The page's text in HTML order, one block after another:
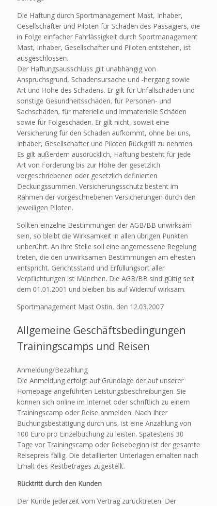
Die Haftung durch Sportmanagement Mast, Inhaber,
Gesellschafter und Piloten für Schäden des Passagiers, die
in Folge einfacher Fahrlässigkeit durch Sportmanagement
Mast, Inhaber, Gesellschafter und Piloten entstehen, ist
ausgeschlossen.
Der Haftungsausschluss gilt unabhängig von
Anspruchsgrund, Schadensursache und -hergang sowie
Art und Höhe des Schadens. Er gilt für Unfallschäden und
sonstige Gesundheitsschäden, für Personen- und
Sachschäden, für materielle und immaterielle Schäden
sowie für Folgeschäden. Er gilt nicht, soweit eine
Versicherung für den Schaden aufkommt, ohne bei uns,
Inhaber, Gesellschafter und Piloten Rückgriff zu nehmen.
Es gilt außerdem ausdrücklich, Haftung besteht für jede
Art von Forderung bis zur Höhe der gesetzlich
vorgeschriebenen oder gesetzlich definierten
Deckungssummen. Versicherungsschutz besteht im
Rahmen der vorgeschriebenen Versicherungen durch den
jeweiligen Piloten.
Sollten einzelne Bestimmungen der AGB/BB unwirksam
sein, so bleibt die Wirksamkeit in allen übrigen Punkten
unberührt. An ihre Stelle soll eine angemessene Regelung
treten, die den unwirksamen Bestimmungen am ehesten
entspricht. Gerichtsstand und Erfüllungsort aller
Verpflichtungen ist München. Die AGB/BB sind gültig seit
dem 01.01.2001 und bleiben bis auf Widerruf wirksam.
Sportmanagement Mast Ostin, den 12.03.2007
Allgemeine Geschäftsbedingungen
Trainingscamps und Reisen
Anmeldung/Bezahlung
Die Anmeldung erfolgt auf Grundlage der auf unserer
Homepage angeführten Leistungsbeschreibungen. Sie
können sich online im Internet oder schriftlich zu einem
Trainingscamp oder Reise anmelden. Nach Ihrer
Buchungsbestätigung durch uns, ist eine Anzahlung von
100 Euro pro Einzelbuchung zu leisten. Spätestens 30
Tage vor Trainingscamp oder Reisebeginn ist der gesamte
Reisepreis fällig. Die detaillierten Unterlagen erhalten nach
Erhalt des Restbetrages zugestellt.
Rücktritt durch den Kunden
Der Kunde jederzeit vom Vertrag zurücktreten. Der